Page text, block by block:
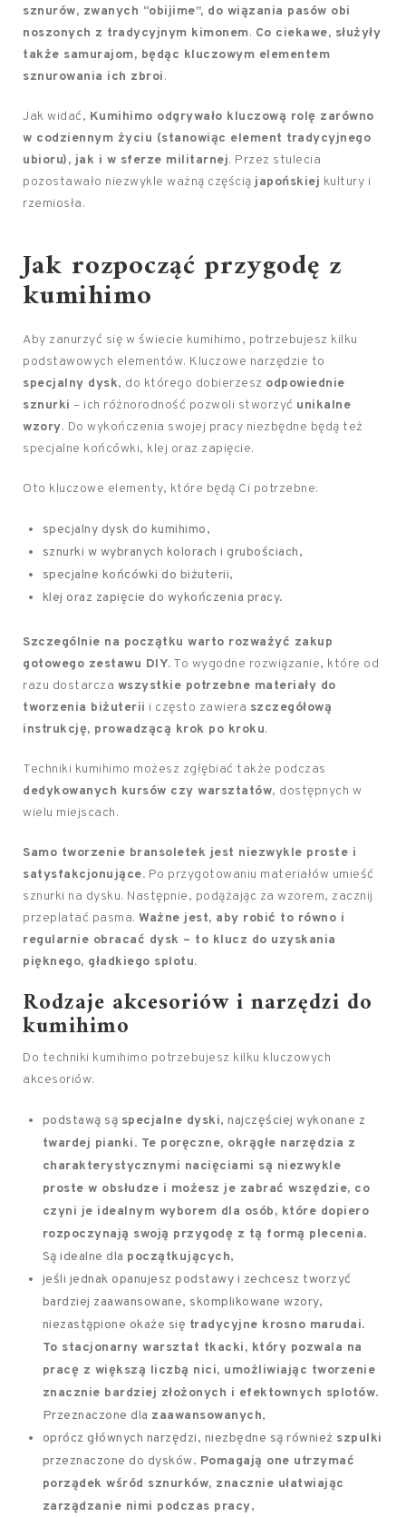
sznurów, zwanych “obijime”, do wiązania pasów obi
noszonych z tradycyjnym kimonem. Co ciekawe, służyły
także samurajom, będąc kluczowym elementem
sznurowania ich zbroi.
Jak widać, Kumihimo odgrywało kluczową rolę zarówno
w codziennym życiu (stanowiąc element tradycyjnego
ubioru), jak i w sferze militarnej. Przez stulecia
pozostawało niezwykle ważną częścią japońskiej kultury i
rzemiosła.
Jak rozpocząć przygodę z
kumihimo
Aby zanurzyć się w świecie kumihimo, potrzebujesz kilku
podstawowych elementów. Kluczowe narzędzie to
specjalny dysk, do którego dobierzesz odpowiednie
sznurki – ich różnorodność pozwoli stworzyć unikalne
wzory. Do wykończenia swojej pracy niezbędne będą też
specjalne końcówki, klej oraz zapięcie.
Oto kluczowe elementy, które będą Ci potrzebne:
specjalny dysk do kumihimo,
sznurki w wybranych kolorach i grubościach,
specjalne końcówki do biżuterii,
klej oraz zapięcie do wykończenia pracy.
Szczególnie na początku warto rozważyć zakup
gotowego zestawu DIY. To wygodne rozwiązanie, które od
razu dostarcza wszystkie potrzebne materiały do
tworzenia biżuterii i często zawiera szczegółową
instrukcję, prowadzącą krok po kroku.
Techniki kumihimo możesz zgłębiać także podczas
dedykowanych kursów czy warsztatów, dostępnych w
wielu miejscach.
Samo tworzenie bransoletek jest niezwykle proste i
satysfakcjonujące. Po przygotowaniu materiałów umieść
sznurki na dysku. Następnie, podążając za wzorem, zacznij
przeplatać pasma. Ważne jest, aby robić to równo i
regularnie obracać dysk – to klucz do uzyskania
pięknego, gładkiego splotu.
Rodzaje akcesoriów i narzędzi do
kumihimo
Do techniki kumihimo potrzebujesz kilku kluczowych
akcesoriów:
podstawą są specjalne dyski, najczęściej wykonane z
twardej pianki. Te poręczne, okrągłe narzędzia z
charakterystycznymi nacięciami są niezwykle
proste w obsłudze i możesz je zabrać wszędzie, co
czyni je idealnym wyborem dla osób, które dopiero
rozpoczynają swoją przygodę z tą formą plecenia.
Są idealne dla początkujących,
jeśli jednak opanujesz podstawy i zechcesz tworzyć
bardziej zaawansowane, skomplikowane wzory,
niezastąpione okaże się tradycyjne krosno marudai.
To stacjonarny warsztat tkacki, który pozwala na
pracę z większą liczbą nici, umożliwiając tworzenie
znacznie bardziej złożonych i efektownych splotów.
Przeznaczone dla zaawansowanych,
oprócz głównych narzędzi, niezbędne są również szpulki
przeznaczone do dysków. Pomagają one utrzymać
porządek wśród sznurków, znacznie ułatwiając
zarządzanie nimi podczas pracy,